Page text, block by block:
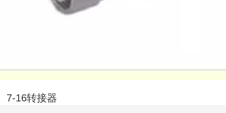
7-16转接器